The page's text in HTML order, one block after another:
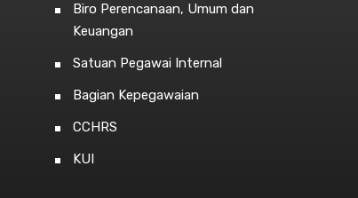
Biro Perencanaan, Umum dan
Keuangan
Satuan Pegawai Internal
Bagian Kepegawaian
CCHRS
KUI